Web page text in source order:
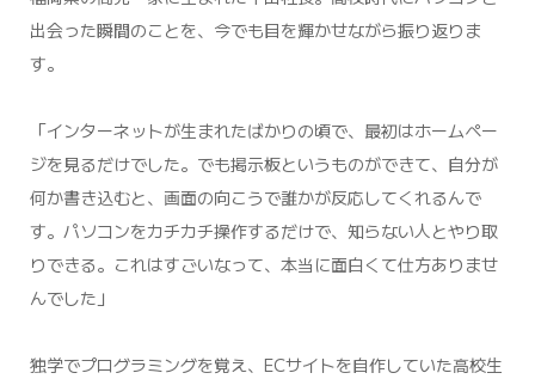
出会った瞬間のことを、今でも目を輝かせながら振り返りま
す。
「インターネットが生まれたばかりの頃で、最初はホームペー
ジを見るだけでした。でも掲示板というものができて、自分が
何か書き込むと、画面の向こうで誰かが反応してくれるんで
す。パソコンをカチカチ操作するだけで、知らない人とやり取
りできる。これはすごいなって、本当に面白くて仕方ありませ
んでした」
独学でプログラミングを覚え、ECサイトを自作していた高校生